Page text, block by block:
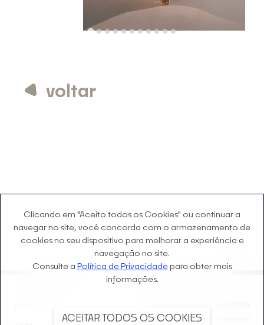
voltar
1984 - 2024 © All rights reserved
Clicando em "Aceito todos os Cookies" ou continuar a
navegar no site, você concorda com o armazenamento de
cookies no seu dispositivo para melhorar a experiência e
navegação no site.
Consulte a Política de Privacidadepara obter mais
informações.
ACEITAR TODOS OS COOKIES